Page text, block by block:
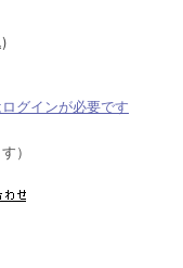
グインが必要です
）